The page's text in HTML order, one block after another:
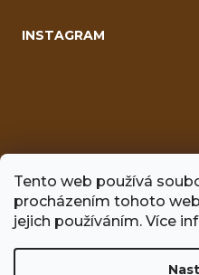
Tento web používá
procházením tohoto
jejich používáním. Více
INSTAGRAM
FACEBOOK